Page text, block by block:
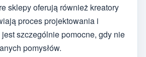
sklepy oferują również kreatory
proces projektowania i
szczególnie pomocne, gdy nie
pomysłów.